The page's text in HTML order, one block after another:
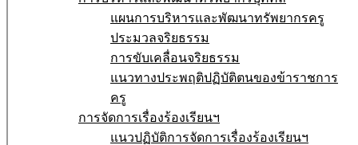
แผนการบริหารและพัฒนาทรัพยากรครู
ประมวลจริยธรรม
การขับเคลื่อนจริยธรรม
แนวทางประพฤติปฏิบัติตนของข้าราชการ
ครู
การจัดการเรื่องร้องเรียนฯ
แนวปฏิบัติการจัดการเรื่องร้องเรียนฯ